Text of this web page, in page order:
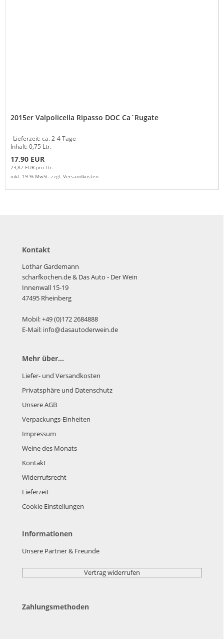
2015er Valpolicella Ripasso DOC Ca´Rugate
Lieferzeit:ca. 2-4 Tage
Inhalt: 0,75 Ltr.
17,90 EUR
23,87 EUR pro Ltr.
inkl. 19 % MwSt. zzgl. Versandkosten
Kontakt
Lothar Gardemann
scharfkochen.de& Das Auto - Der Wein
Innenwall 15-19
47495 Rheinberg
Mobil: +49 (0)172 2684888
E-Mail: info@dasautoderwein.de
Mehr über...
Liefer- und Versandkosten
Privatsphäre und Datenschutz
Unsere AGB
Verpackungs-Einheiten
Impressum
Weine des Monats
Kontakt
Widerrufsrecht
Lieferzeit
Cookie Einstellungen
Informationen
Unsere Partner & Freunde
Vertrag widerrufen
Zahlungsmethoden